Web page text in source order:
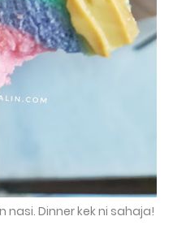
Dinner kek ni sahaja!